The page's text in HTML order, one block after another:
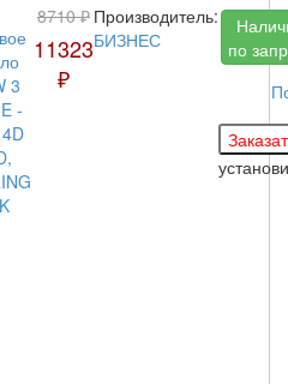
8710 ₽
11323
₽
Производитель:
БИЗНЕС
по